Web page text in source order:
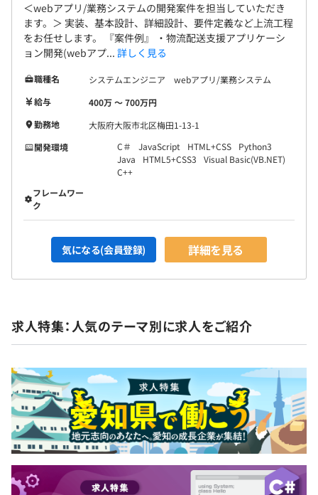
＜webアプリ/業務システムの開発案件を担当していただき
ます。＞ 実装、基本設計、詳細設計、要件定義など上流工程
をお任せします。 『案件例』 ・物流配送支援アプリケーシ
ョン開発(webアプ... 詳しく見る
職種名
システムエンジニア webアプリ/業務システム
給与
400万 〜 700万円
勤務地
大阪府大阪市北区梅田1-13-1
開発環境
C＃ JavaScript HTML+CSS
Python3
Java
HTML5+CSS3
Visual Basic(VB.NET)
C++
フレームワー
ク
気になる(会員登録) 詳細を見る
求人特集：人気のテーマ別に求人をご紹介